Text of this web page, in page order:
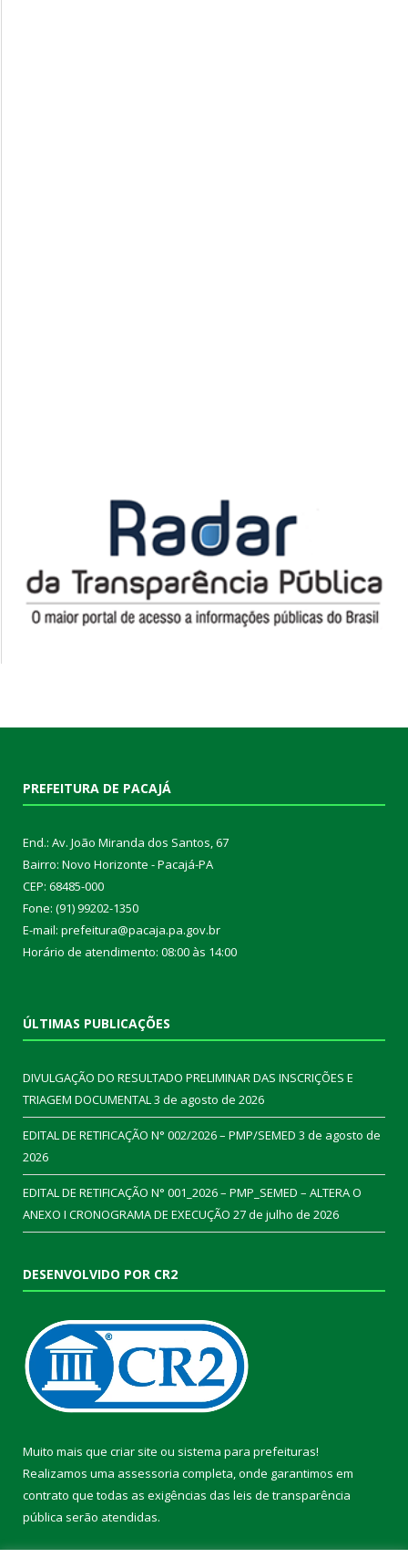
PREFEITURA DE PACAJÁ
End.: Av. João Miranda dos Santos, 67
Bairro: Novo Horizonte - Pacajá-PA
CEP: 68485-000
Fone: (91) 99202-1350
E-mail: prefeitura@pacaja.pa.gov.br
Horário de atendimento: 08:00 às 14:00
ÚLTIMAS PUBLICAÇÕES
DIVULGAÇÃO DO RESULTADO PRELIMINAR DAS INSCRIÇÕES E
TRIAGEM DOCUMENTAL3 de agosto de 2026
EDITAL DE RETIFICAÇÃO N° 002/2026 – PMP/SEMED 3 de agosto de
2026
EDITAL DE RETIFICAÇÃO N° 001_2026 – PMP_SEMED – ALTERA O
ANEXO I CRONOGRAMA DE EXECUÇÃO 27 de julho de 2026
DESENVOLVIDO POR CR2
Muito mais que criar site ou sistema para prefeituras!
Realizamos uma assessoria completa, onde garantimos em
contrato que todas as exigências das leis de transparência
pública serão atendidas.